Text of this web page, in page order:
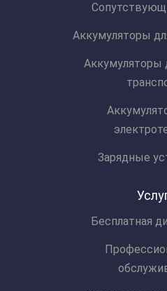
Аккумуляторы
Аккумуляторы
Зарядные
Бесплатная